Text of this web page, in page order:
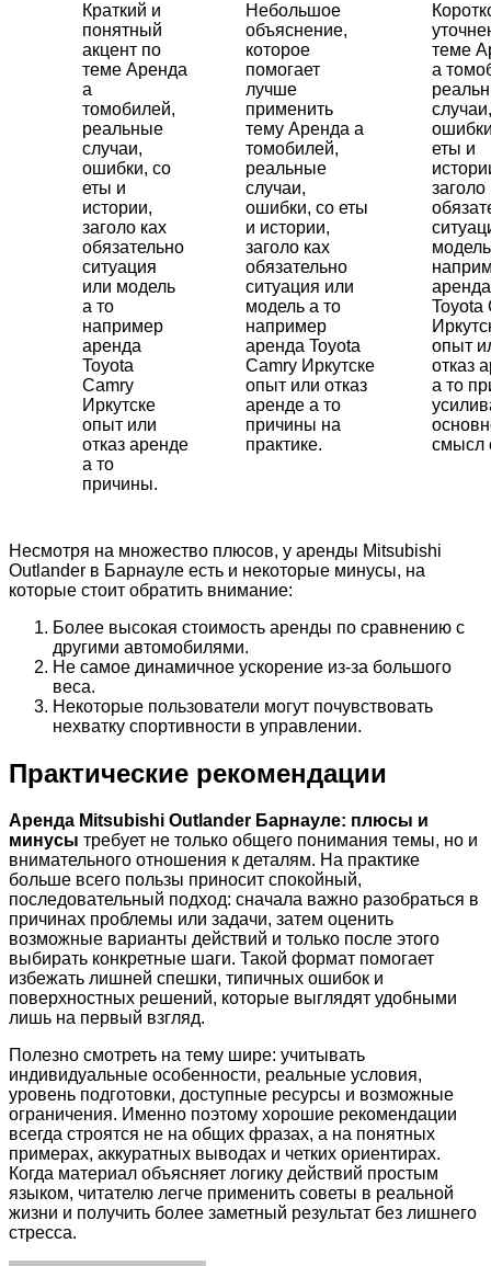
Краткий и
понятный
акцент по
теме Аренда
а
томобилей,
реальные
случаи,
ошибки, со
еты и
истории,
заголо ках
обязательно
ситуация
или модель
а то
например
аренда
Toyota
Camry
Иркутске
опыт или
отказ аренде
а то
причины.
Небольшое
объяснение,
которое
помогает
лучше
применить
тему Аренда а
томобилей,
реальные
случаи,
ошибки, со еты
и истории,
заголо ках
обязательно
ситуация или
модель а то
например
аренда Toyota
Camry Иркутске
опыт или отказ
аренде а то
причины на
практике.
теме
а
случаи,
еты и
заголо
аренда
Toyota
опыт
отказ
а то
смысл
Несмотря на множество плюсов, у аренды Mitsubishi
Outlander в Барнауле есть и некоторые минусы, на
которые стоит обратить внимание:
Более высокая стоимость аренды по сравнению с
другими автомобилями.
Не самое динамичное ускорение из-за большого
веса.
Некоторые пользователи могут почувствовать
нехватку спортивности в управлении.
Практические рекомендации
Аренда Mitsubishi Outlander Барнауле: плюсы и
минусы требует не только общего понимания темы, но и
внимательного отношения к деталям. На практике
больше всего пользы приносит спокойный,
последовательный подход: сначала важно разобраться в
причинах проблемы или задачи, затем оценить
возможные варианты действий и только после этого
выбирать конкретные шаги. Такой формат помогает
избежать лишней спешки, типичных ошибок и
поверхностных решений, которые выглядят удобными
лишь на первый взгляд.
Полезно смотреть на тему шире: учитывать
индивидуальные особенности, реальные условия,
уровень подготовки, доступные ресурсы и возможные
ограничения. Именно поэтому хорошие рекомендации
всегда строятся не на общих фразах, а на понятных
примерах, аккуратных выводах и четких ориентирах.
Когда материал объясняет логику действий простым
языком, читателю легче применить советы в реальной
жизни и получить более заметный результат без лишнего
стресса.